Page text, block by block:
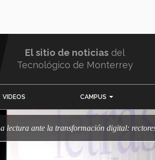
El sitio de noticias del
Tecnológico de Monterrey
VIDEOS CAMPUS
La lectura ante la transformación digital: